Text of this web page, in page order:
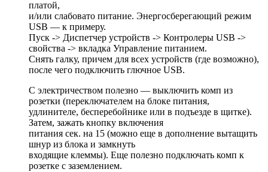
платой,
и/или слабовато питание. Энергосберегающий режим
USB — к примеру.
Пуск -> Диспетчер устройств -> Контролеры USB ->
свойства -> вкладка Управление питанием.
Снять галку, причем для всех устройств (где возможно),
после чего подключить глючное USB.
С электричеством полезно — выключить комп из
розетки (переключателем на блоке питания,
удлинителе, бесперебойнике или в подъезде в щитке).
Затем, зажать кнопку включения
питания сек. на 15 (можно еще в дополнение вытащить
шнур из блока и замкнуть
входящие клеммы). Еще полезно подключать комп к
розетке с заземлением.